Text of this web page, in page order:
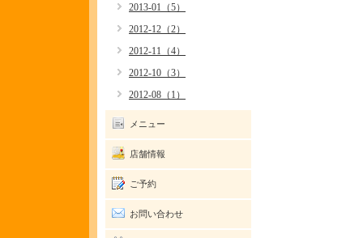
2013-01（5）
2012-12（2）
2012-11（4）
2012-10（3）
2012-08（1）
メニュー
店舗情報
ご予約
お問い合わせ